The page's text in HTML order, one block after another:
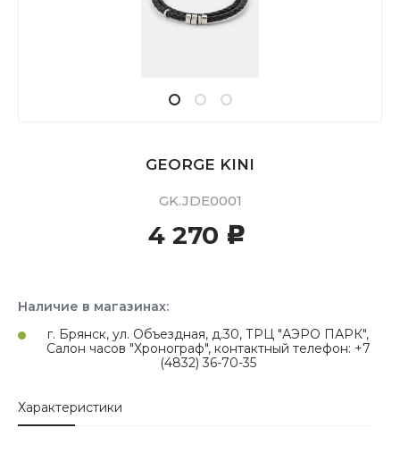
GEORGE KINI
GK.JDE0001
4 270 c
Наличие в магазинах:
г. Брянск, ул. Объездная, д.30, ТРЦ "АЭРО ПАРК",
Салон часов "Хронограф", контактный телефон: +7
(4832) 36-70-35
Характеристики